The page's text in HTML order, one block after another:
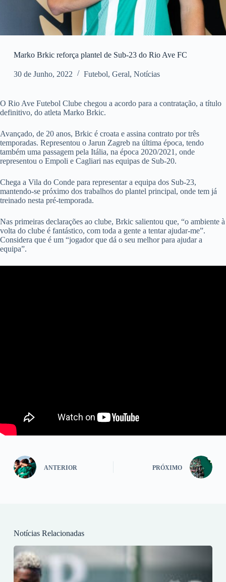
Marko Brkic reforça plantel de Sub-23 do Rio Ave FC
30 de Junho, 2022 Futebol, Geral, Notícias
O Rio Ave Futebol Clube chegou a acordo para a contratação, a título
definitivo, do atleta Marko Brkic.
Avançado, de 20 anos, Brkic é croata e assina contrato por três
temporadas. Representou o Jarun Zagreb na última época, tendo
também uma passagem pela Itália, na época 2020/2021, onde
representou o Empoli e Cagliari nas equipas de Sub-20.
Chega a Vila do Conde para representar a equipa dos Sub-23,
mantendo-se próximo dos trabalhos do plantel principal, onde tem já
treinado nesta pré-temporada.
Nas primeiras declarações ao clube, Brkic salientou que, “o ambiente à
volta do clube é fantástico, com toda a gente a tentar ajudar-me”.
Considera que é um “jogador que dá o seu melhor para ajudar a
equipa”.
ANTERIOR PRÓXIMO
Notícias Relacionadas